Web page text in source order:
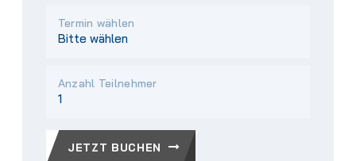
Termin wählen
Anzahl Teilnehmer
JETZT BUCHEN